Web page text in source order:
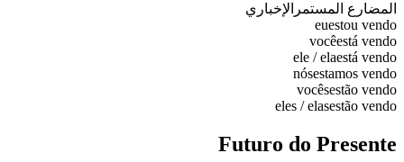
المضارع المستمر الإخباري
euestou vendo
vocêestá vendo
ele / elaestá vendo
nósestamos vendo
vocêsestão vendo
eles / elasestão vendo
Futuro do Presente